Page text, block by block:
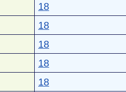
18
18
18
18
18